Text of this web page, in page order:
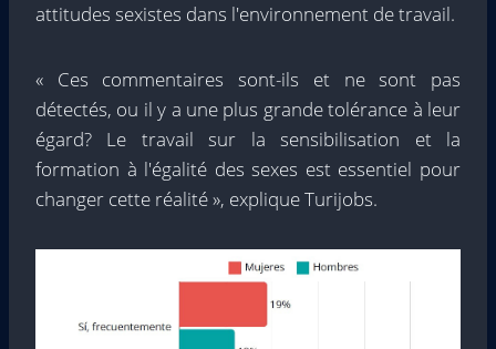
attitudes sexistes dans l'environnement de travail.
« Ces commentaires sont-ils et ne sont pas
détectés, ou il y a une plus grande tolérance à leur
égard? Le travail sur la sensibilisation et la
formation à l'égalité des sexes est essentiel pour
changer cette réalité », explique Turijobs.